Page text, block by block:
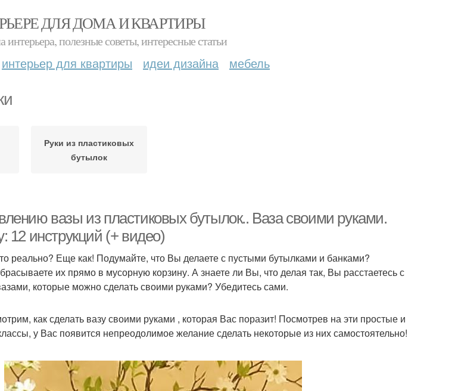
ДЛЯ ДОМА И КВАРТИРЫ
полезные советы, интересные статьи
интерьер для квартиры идеи дизайна мебель
Руки из пластиковых
бутылок
вазы из пластиковых бутылок.. Ваза своими руками.
12 инструкций (+ видео)
реально? Еще как! Подумайте, что Вы делаете с пустыми бутылками и банками?
их прямо в мусорную корзину. А знаете ли Вы, что делая так, Вы расстаетесь с
которые можно сделать своими руками? Убедитесь сами.
как сделать вазу своими руками , которая Вас поразит! Посмотрев на эти простые и
у Вас появится непреодолимое желание сделать некоторые из них самостоятельно!